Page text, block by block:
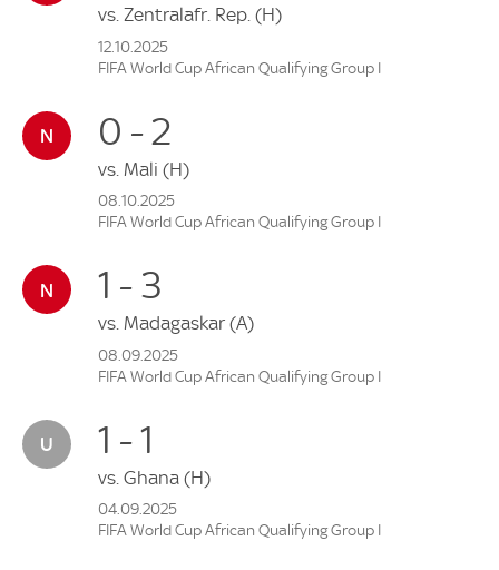
vs. Zentralafr. Rep. (H)
12.10.2025
FIFA World Cup African Qualifying Group I
0 - 2
vs. Mali (H)
08.10.2025
FIFA World Cup African Qualifying Group I
1 - 3
vs. Madagaskar (A)
08.09.2025
FIFA World Cup African Qualifying Group I
1 - 1
vs. Ghana (H)
04.09.2025
FIFA World Cup African Qualifying Group I